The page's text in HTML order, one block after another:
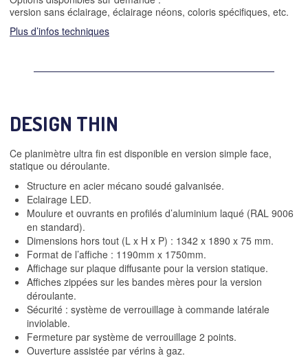
version sans éclairage, éclairage néons, coloris spécifiques, etc.
Plus d’infos techniques
DESIGN THIN
Ce planimètre ultra fin est disponible en version simple face,
statique ou déroulante.
Structure en acier mécano soudé galvanisée.
Eclairage LED.
Moulure et ouvrants en profilés d’aluminium laqué (RAL 9006
en standard).
Dimensions hors tout (L x H x P) : 1342 x 1890 x 75 mm.
Format de l’affiche : 1190mm x 1750mm.
Affichage sur plaque diffusante pour la version statique.
Affiches zippées sur les bandes mères pour la version
déroulante.
Sécurité : système de verrouillage à commande latérale
inviolable.
Fermeture par système de verrouillage 2 points.
Ouverture assistée par vérins à gaz.